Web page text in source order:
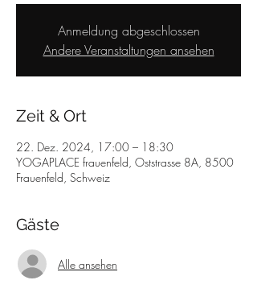
Anmeldung abgeschlossen
Andere Veranstaltungen ansehen
Zeit & Ort
22. Dez. 2024, 17:00 – 18:30
YOGAPLACE frauenfeld, Oststrasse 8A, 8500
Frauenfeld, Schweiz
Gäste
Alle ansehen